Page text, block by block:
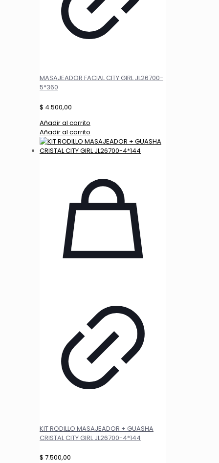
MASAJEADOR FACIAL CITY GIRL JL26700-
5*360
$ 4.500,00
Añadir al carrito
Añadir al carrito
KIT RODILLO MASAJEADOR + GUASHA
CRISTAL CITY GIRL JL26700-4*144
$ 7.500,00